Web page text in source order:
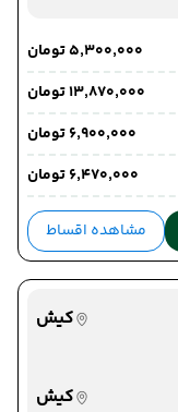
۵٬۳۰۰٬۰۰۰ تومان
۱۳٬۸۷۰٬۰۰۰ تومان
۶٬۹۰۰٬۰۰۰ تومان
۶٬۴۷۰٬۰۰۰ تومان
مشاهده اقساط
کیش
کیش